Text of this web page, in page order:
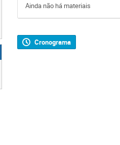
Ainda não há materiais
Cronograma